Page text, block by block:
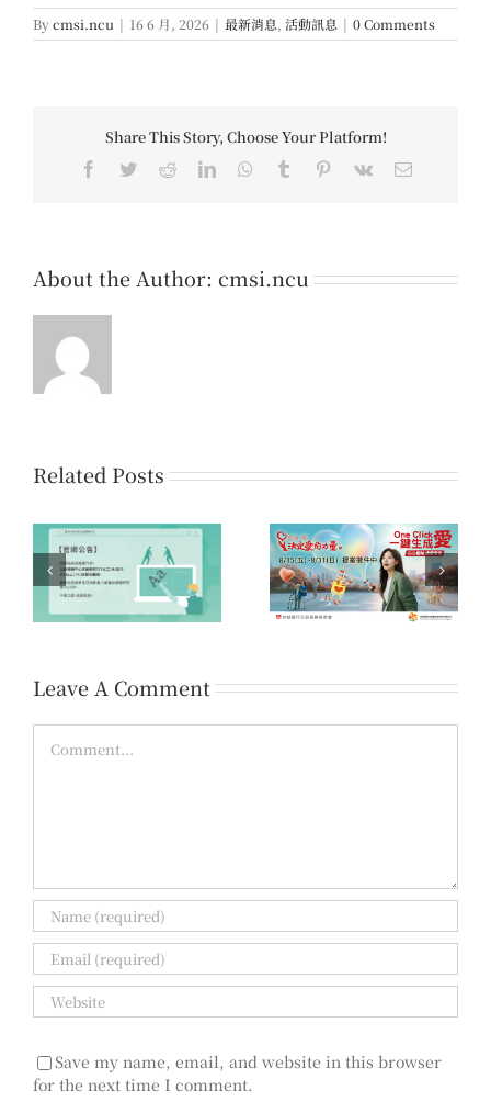
Bycmsi.ncu | 16 6 月, 2026 | 最新消息, 活動訊息 | 0 Comments
Share This Story, Choose Your Platform!
Facebook
TwitterRedditLinkedInWhatsApp
Tumblr Pinterest
Vk Email
About the Author: cmsi.ncu
Related Posts
第16屆「您的一票，決
定愛的力量」公益傳播
領域提案開放公告
第七屆公益傳播獎 初賽
佳作名單公告
Leave A Comment
Save my name, email, and website in this browser
for the next time I comment.